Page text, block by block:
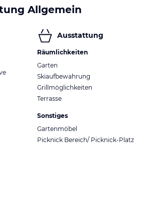
Allgemein
Ausstattung
Räumlichkeiten
Garten
Skiaufbewahrung
Grillmöglichkeiten
Terrasse
Sonstiges
Gartenmöbel
Picknick Bereich/ Picknick-Platz